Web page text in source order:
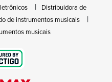
Distribuidora de
de instrumentos musicais
musicais